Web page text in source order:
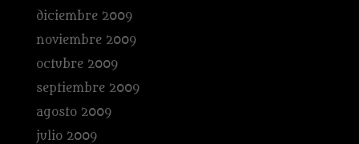
diciembre 2009
noviembre 2009
octubre 2009
septiembre 2009
agosto 2009
julio 2009